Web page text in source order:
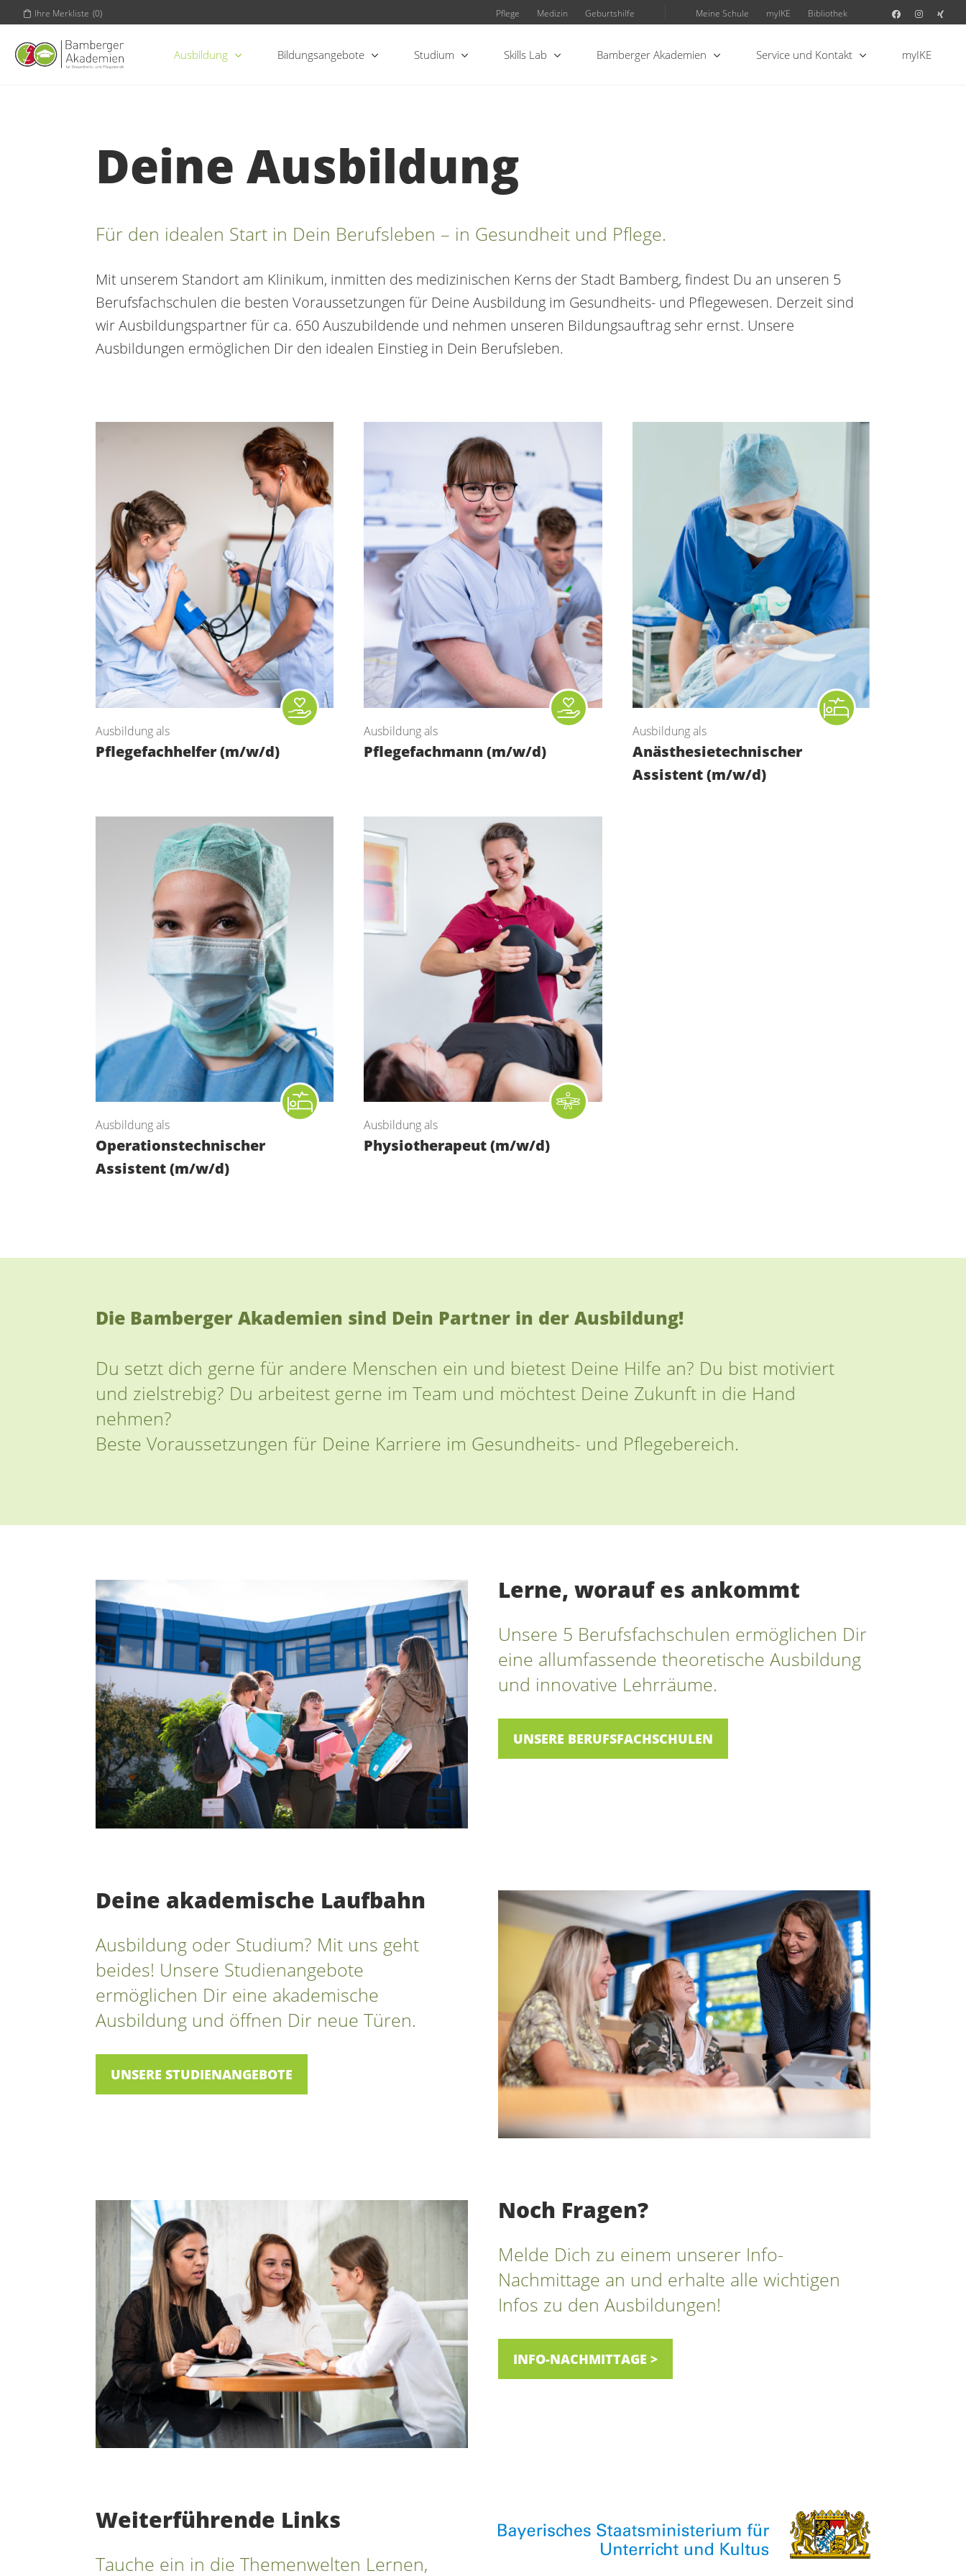
Ihre Merkliste (0) Pflege Medizin Geburtshilfe Meine Schule myIKE Bibliothek
Ausbildung Bildungsangebote Studium Skills Lab Bamberger Akademien Service und Kontakt myIKE
Deine Ausbildung
Für den idealen Start in Dein Berufsleben – in Gesundheit und Pflege.
Mit unserem Standort am Klinikum, inmitten des medizinischen Kerns der Stadt Bamberg, findest Du an unseren 5
Berufsfachschulen die besten Voraussetzungen für Deine Ausbildung im Gesundheits- und Pflegewesen. Derzeit sind
wir Ausbildungspartner für ca. 650 Auszubildende und nehmen unseren Bildungsauftrag sehr ernst. Unsere
Ausbildungen ermöglichen Dir den idealen Einstieg in Dein Berufsleben.
Ausbildung als
Pflegefachhelfer (m/w/d)
Ausbildung als
Pflegefachmann (m/w/d)
Ausbildung als
Anästhesietechnischer
Assistent (m/w/d)
Ausbildung als
Operations­technischer
Assistent (m/w/d)
Ausbildung als
Physiotherapeut (m/w/d)
Die Bamberger Akademien sind Dein Partner in der Ausbildung!
Du setzt dich gerne für andere Menschen ein und bietest Deine Hilfe an? Du bist motiviert
und zielstrebig? Du arbeitest gerne im Team und möchtest Deine Zukunft in die Hand
nehmen?
Beste Voraussetzungen für Deine Karriere im Gesundheits- und Pflegebereich.
Lerne, worauf es ankommt
Unsere 5 Berufsfachschulen ermöglichen Dir
eine allumfassende theoretische Ausbildung
und innovative Lehrräume.
UNSERE BERUFSFACHSCHULEN
Deine akademische Laufbahn
Ausbildung oder Studium? Mit uns geht
beides! Unsere Studienangebote
ermöglichen Dir eine akademische
Ausbildung und öffnen Dir neue Türen.
UNSERE STUDIENANGEBOTE
Noch Fragen?
Melde Dich zu einem unserer Info-
Nachmittage an und erhalte alle wichtigen
Infos zu den Ausbildungen!
INFO-NACHMITTAGE >
Weiterführende Links
Tauche ein in die Themenwelten Lernen,